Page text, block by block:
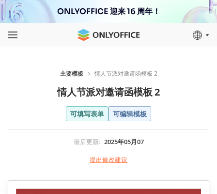
ONLYOFFICE 迎来 16 周年！
主要模板 情人节派对邀请函模板 2
情人节派对邀请函模板 2
可填写表单 可编辑模板
最后更新: 2025年05月07
提出修改建议